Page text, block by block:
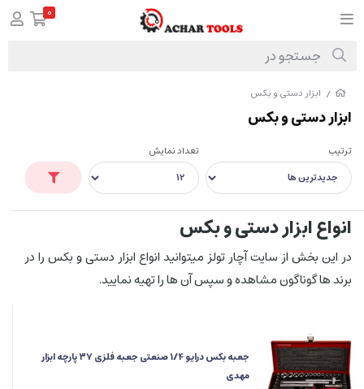
/ ابزار دستی و بکس
ابزار دستی و بکس
ترتیب تعداد نمایش
انواع ابزار دستی و بکس
در این بخش از سایت آچار تولز میتوانید انواع ابزار دستی و بکس را در
برند ها گوناگون مشاهده و سپس آن ها را تهیه نمایید.
جعبه‌ بکس درایو 1/4 صنعتی جعبه فلزی ۳۷ پارچه ابزار
مهدی
0